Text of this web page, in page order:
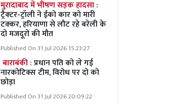
मुरादाबाद में भीषण सड़क हादसा :
ट्रैक्टर-ट्रॉली ने ईको कार को मारी
टक्कर, हरियाणा से लौट रहे बरेली के
दो मजदूरों की मौत
Published On 31 Jul 2026 15:23:27
बाराबंकी :प्रधान पति को ले गई
नारकोटिक्स टीम, विरोध पर दो को
छोड़ा
Published On 31 Jul 2026 20:09:22